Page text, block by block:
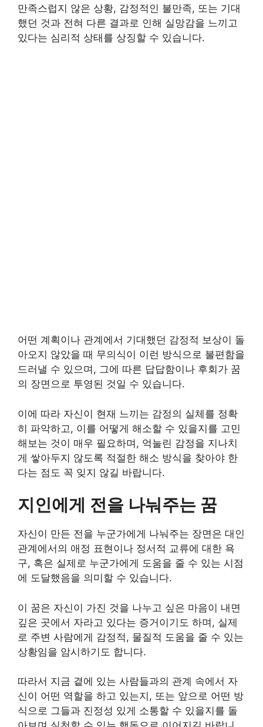
만족스럽지 않은 상황, 감정적인 불만족, 또는 기대
했던 것과 전혀 다른 결과로 인해 실망감을 느끼고
있다는 심리적 상태를 상징할 수 있습니다.
어떤 계획이나 관계에서 기대했던 감정적 보상이 돌
아오지 않았을 때 무의식이 이런 방식으로 불편함을
드러낼 수 있으며, 그에 따른 답답함이나 후회가 꿈
의 장면으로 투영된 것일 수 있습니다.
이에 따라 자신이 현재 느끼는 감정의 실체를 정확
히 파악하고, 이를 어떻게 해소할 수 있을지를 고민
해보는 것이 매우 필요하며, 억눌린 감정을 지나치
게 쌓아두지 않도록 적절한 해소 방식을 찾아야 한
다는 점도 꼭 잊지 않길 바랍니다.
지인에게 전을 나눠주는 꿈
자신이 만든 전을 누군가에게 나눠주는 장면은 대인
관계에서의 애정 표현이나 정서적 교류에 대한 욕
구, 혹은 실제로 누군가에게 도움을 줄 수 있는 시점
에 도달했음을 의미할 수 있습니다.
이 꿈은 자신이 가진 것을 나누고 싶은 마음이 내면
깊은 곳에서 자라고 있다는 증거이기도 하며, 실제
로 주변 사람에게 감정적, 물질적 도움을 줄 수 있는
상황임을 암시하기도 합니다.
따라서 지금 곁에 있는 사람들과의 관계 속에서 자
신이 어떤 역할을 하고 있는지, 또는 앞으로 어떤 방
식으로 그들과 진정성 있게 소통할 수 있을지를 돌